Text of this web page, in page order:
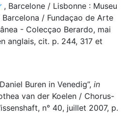
, Barcelone / Lisbonne : Museu
/ Fundaçao de Arte
- Colecçao Berardo, mai
anglais, cit. p. 244, 317 et
Buren in Venedig”, in
van der Koelen / Chorus-
n° 40, juillet 2007, p.